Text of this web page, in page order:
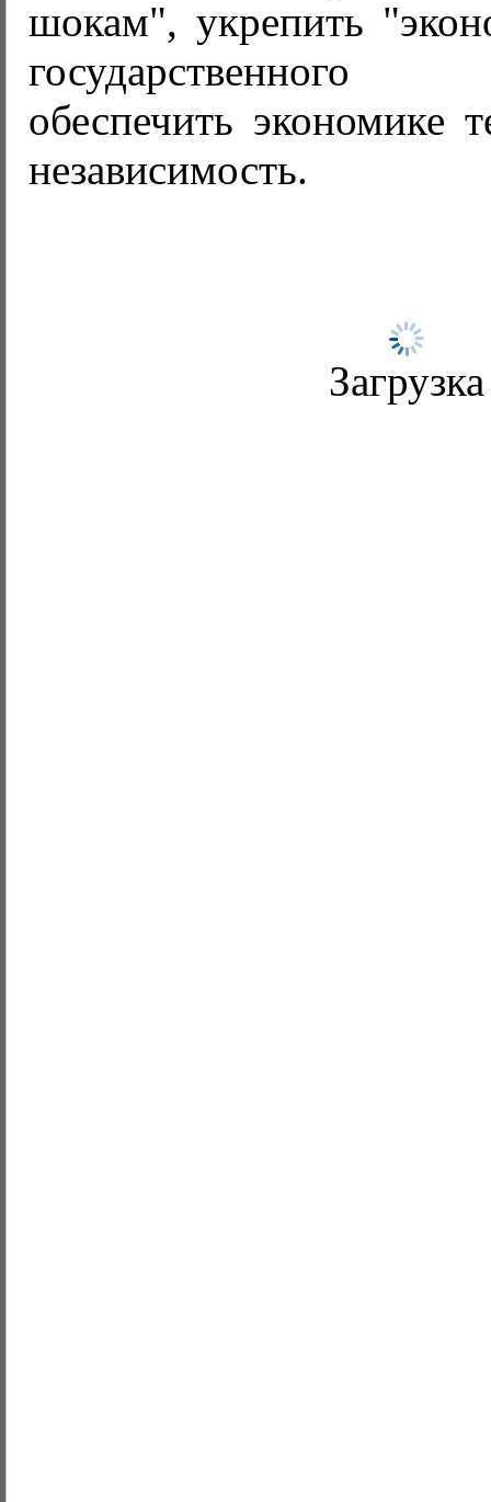
шокам", укрепить
государственного
обеспечить экономике
независимость.
Загрузка